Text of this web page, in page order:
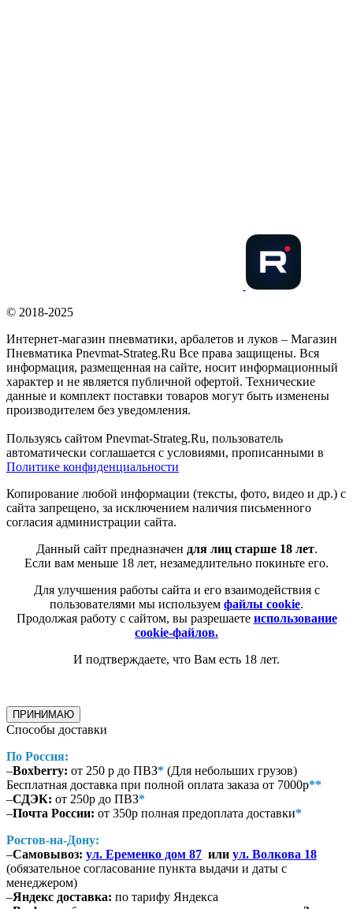
© 2018-2025
Интернет-магазин пневматики, арбалетов и луков – Магазин
Пневматика Pnevmat-Strateg.Ru Все права защищены. Вся
информация, размещенная на сайте, носит информационный
характер и не является публичной офертой. Технические
данные и комплект поставки товаров могут быть изменены
производителем без уведомления.
Пользуясь сайтом Pnevmat-Strateg.Ru, пользователь
автоматически соглашается с условиями, прописанными в
Политике конфиденциальности
Копирование любой информации (тексты, фото, видео и др.) с
сайта запрещено, за исключением наличия письменного
согласия администрации сайта.
Данный сайт предназначен для лиц старше 18 лет.
Если вам меньше 18 лет, незамедлительно покиньте его.
Для улучшения работы сайта и его взаимодействия с
пользователями мы используем файлы cookie.
Продолжая работу с сайтом, вы разрешаете использование
cookie-файлов.
И подтверждаете, что Вам есть 18 лет.
ПРИНИМАЮ
Способы доставки
По Россия:
–Boxberry: от 250 р до ПВЗ* (Для небольших грузов)
Бесплатная доставка при полной оплата заказа от 7000р**
–СДЭК: от 250р до ПВЗ*
–Почта России: от 350р полная предоплата доставки*
Ростов-на-Дону:
–Самовывоз: ул. Еременко дом 87 или ул. Волкова 18
(обязательное согласование пункта выдачи и даты с
менеджером)
–Яндекс доставка: по тарифу Яндекса